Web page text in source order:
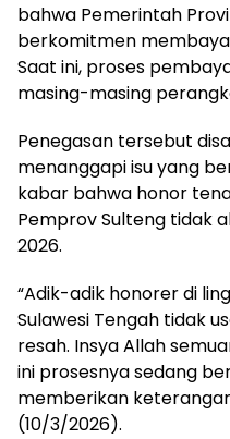
bahwa Pemerintah
berkomitmen
Saat ini, proses
masing-masing
Penegasan tersebut
menanggapi isu yang
kabar bahwa honor
Pemprov Sulteng tidak
2026.
“Adik-adik honorer di
Sulawesi Tengah tidak
resah. Insya Allah
ini prosesnya sedang
memberikan
(10/3/2026).